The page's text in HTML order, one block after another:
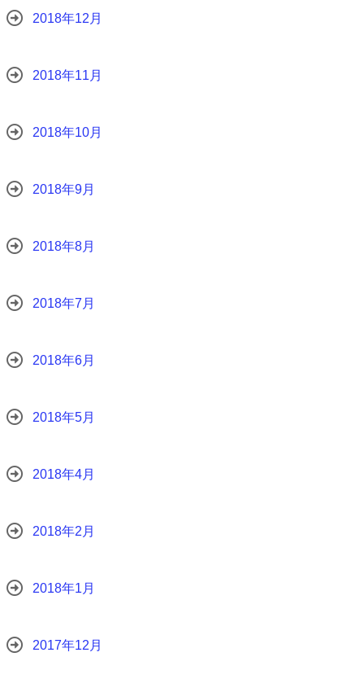
2018年12月
2018年11月
2018年10月
2018年9月
2018年8月
2018年7月
2018年6月
2018年5月
2018年4月
2018年2月
2018年1月
2017年12月